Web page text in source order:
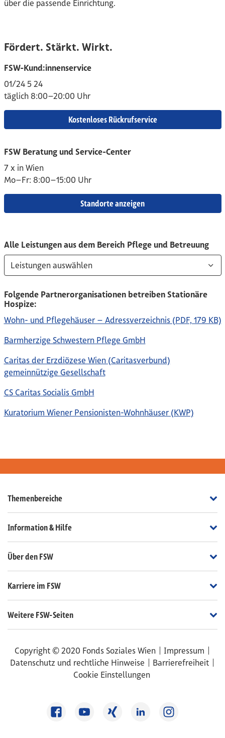
über die passende Einrichtung.
Fördert. Stärkt. Wirkt.
FSW-Kund:innenservice
01/24 5 24
täglich 8:00–20:00 Uhr
Kostenloses Rückrufservice
FSW Beratung und Service-Center
7 x in Wien
Mo–Fr: 8:00–15:00 Uhr
Standorte anzeigen
Alle Leistungen aus dem Bereich Pflege und Betreuung
Leistungen auswählen
Folgende Partnerorganisationen betreiben Stationäre
Hospize:
Wohn- und Pflegehäuser – Adressverzeichnis (PDF, 179 KB)
Barmherzige Schwestern Pflege GmbH
Caritas der Erzdiözese Wien (Caritasverbund)
gemeinnützige Gesellschaft
CS Caritas Socialis GmbH
Kuratorium Wiener Pensionisten-Wohnhäuser (KWP)
Themenbereiche
Information & Hilfe
Über den FSW
Karriere im FSW
Weitere FSW-Seiten
Copyright © 2020 Fonds Soziales Wien
Impressum
Datenschutz und rechtliche Hinweise
Barrierefreiheit
Cookie Einstellungen
FacebookYoutube Xing LinkedInInstagram